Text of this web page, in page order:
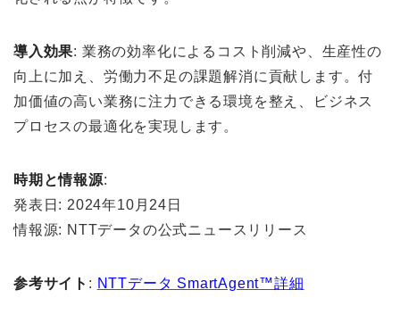
導入効果: 業務の効率化によるコスト削減や、生産性の
向上に加え、労働力不足の課題解消に貢献します。付
加価値の高い業務に注力できる環境を整え、ビジネス
プロセスの最適化を実現します。
時期と情報源:
発表日: 2024年10月24日
情報源: NTTデータの公式ニュースリリース
参考サイト : NTTデータ SmartAgent™詳細